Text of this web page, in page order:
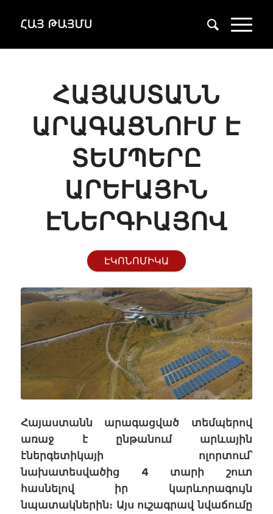
ՀԱՅԱՍՏԱՆՆ
ԱՐԱԳԱՑՆՈՒՄ Է
ՏԵՄՊԵՐԸ
ԱՐԵՒԱՅԻՆ Է
ՆԵՐԳԻԱՅՈՎ
ԷԿՈՆՈՄԻԿԱ
Հայաստանն արագացված տեմպերով
առաջ է ընթանում արևային
էներգետիկայի ոլորտում՝
նախատեսվածից 4 տարի շուտ
հասնելով իր կարևորագույն
նպատակներին։ Այս ուշագրավ նվաճումը